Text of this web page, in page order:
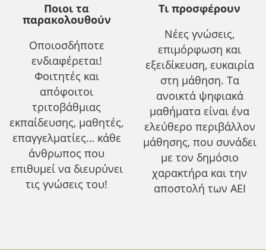
Ποιοι τα
παρακολουθούν
Οποιοσδήποτε
ενδιαφέρεται!
Φοιτητές και
απόφοιτοι
τριτοβάθμιας
εκπαίδευσης, μαθητές,
επαγγελματίες… κάθε
άνθρωπος που
επιθυμεί να διευρύνει
τις γνώσεις του!
Τι προσφέρουν
Νέες γνώσεις,
επιμόρφωση και
εξειδίκευση, ευκαιρία
στη μάθηση. Τα
ανοικτά ψηφιακά
μαθήματα είναι ένα
ελεύθερο περιβάλλον
μάθησης, που συνάδει
με τον δημόσιο
χαρακτήρα και την
αποστολή των ΑΕΙ